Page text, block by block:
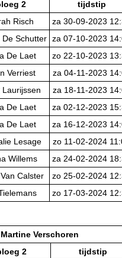
2
tijdstip
Risch
za 30-09-2023
De Schutter za 07-10-2023
De Laet
zo 22-10-2023
Verriest
za 04-11-2023
Laurijssen
za 18-11-2023
De Laet
za 02-12-2023
De Laet
za 16-12-2023
Lesage
zo 11-02-2024
Willems
za 24-02-2024
Calster
zo 25-02-2024
zo 17-03-2024
Martine Verschoren
2
tijdstip